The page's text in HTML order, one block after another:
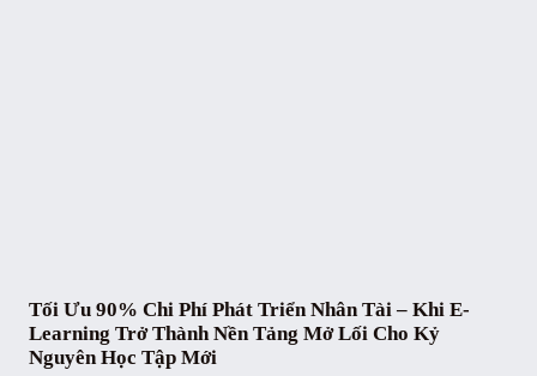
Tối Ưu 90% Chi Phí Phát Triển Nhân Tài – Khi E-
Learning Trở Thành Nền Tảng Mở Lối Cho Kỷ
Nguyên Học Tập Mới